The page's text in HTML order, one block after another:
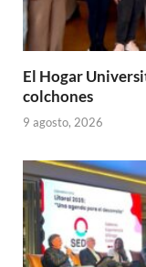
El Hogar
colchones
9 agosto, 2026